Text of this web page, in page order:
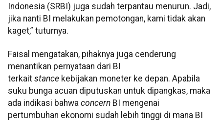
Indonesia (SRBI) juga sudah terpantau menurun. Jadi,
jika nanti BI melakukan pemotongan, kami tidak akan
kaget,” tuturnya.
Faisal mengatakan, pihaknya juga cenderung
menantikan pernyataan dari BI
terkait stance kebijakan moneter ke depan. Apabila
suku bunga acuan diputuskan untuk dipangkas, maka
ada indikasi bahwa concern BI mengenai
pertumbuhan ekonomi sudah lebih tinggi di mana BI